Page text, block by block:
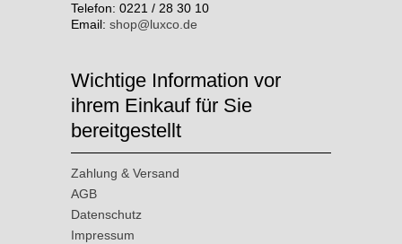
Telefon: 0221 / 28 30 10
Email: shop@luxco.de
Wichtige Information vor
ihrem Einkauf für Sie
bereitgestellt
Zahlung & Versand
AGB
Datenschutz
Impressum